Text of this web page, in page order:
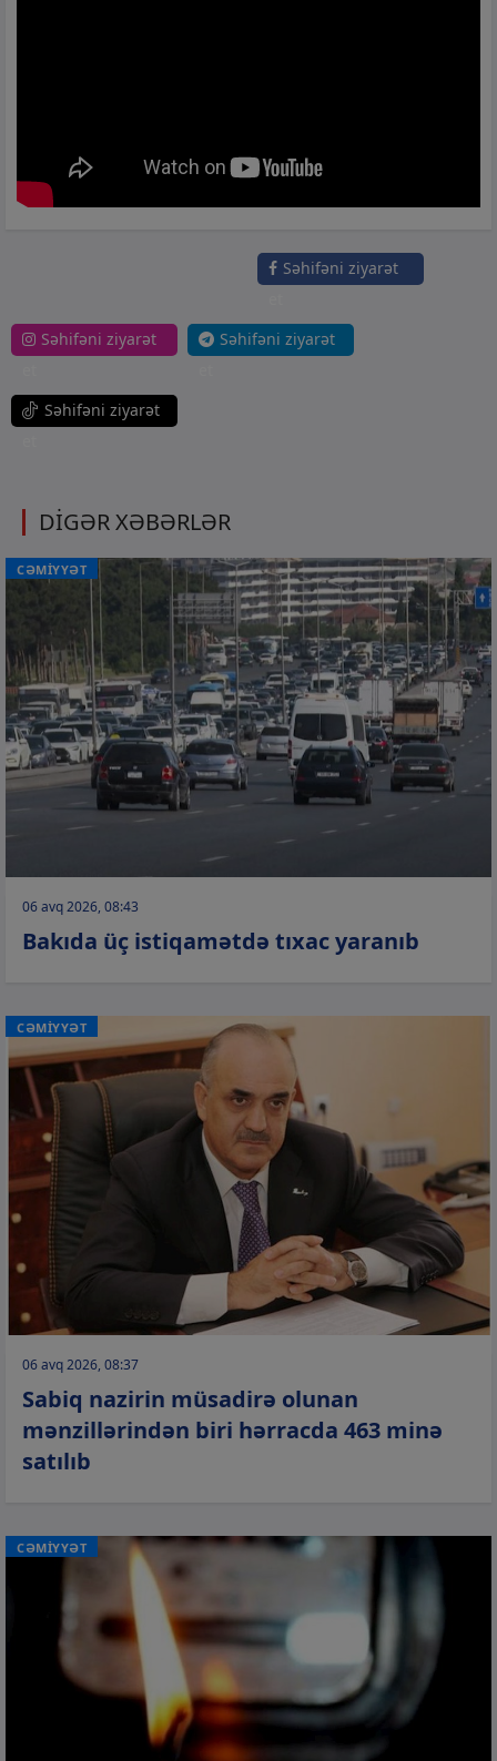
Səhifəni ziyarət
Səhifəni ziyarət
Səhifəni ziyarət
Səhifəni ziyarət
DİGƏR XƏBƏRLƏR
CƏMİYYƏT
06 avq 2026, 08:43
Bakıda üç istiqamətdə tıxac yaranıb
CƏMİYYƏT
06 avq 2026, 08:37
Sabiq nazirin müsadirə olunan
mənzillərindən biri hərracda 463 minə
satılıb
CƏMİYYƏT